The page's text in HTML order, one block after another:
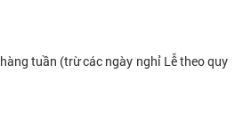
tuần (trừ các ngày nghỉ Lễ theo quy